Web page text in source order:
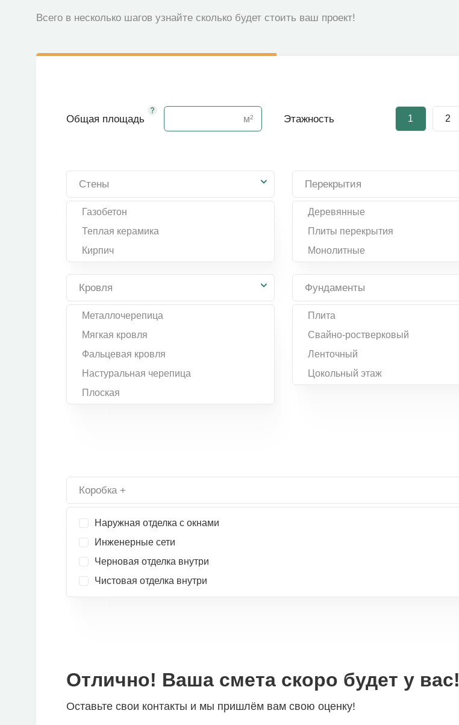
Всего в несколько шагов узнайте сколько будет стоить ваш проект!
Общая площадь Этажность 1 2
Стены
Газобетон
Теплая керамика
Кирпич
Перекрытия
Деревянные
Плиты перекрытия
Монолитные
Кровля
Металлочерепица
Мягкая кровля
Фальцевая кровля
Настуральная черепица
Плоская
Фундаменты
Плита
Свайно-ростверковый
Ленточный
Цокольный этаж
Коробка +
Наружная отделка с окнами
Инженерные сети
Черновая отделка внутри
Чистовая отделка внутри
Отлично! Ваша смета скоро будет у вас!
Оставьте свои контакты и мы пришлём вам свою оценку!